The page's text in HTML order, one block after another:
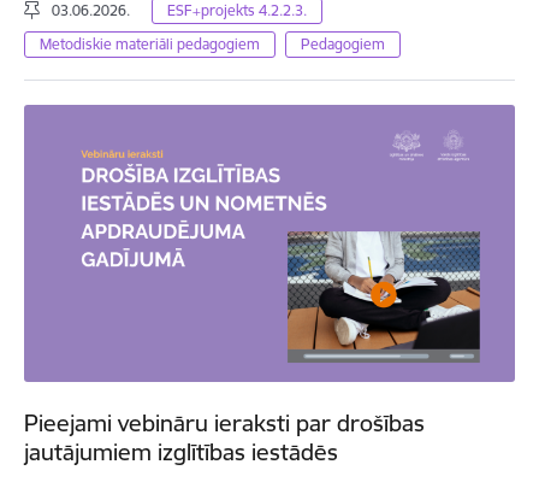
03.06.2026.
ESF+projekts 4.2.2.3.
Metodiskie materiāli pedagogiem
Pedagogiem
Pieejami vebināru ieraksti par drošības
jautājumiem izglītības iestādēs